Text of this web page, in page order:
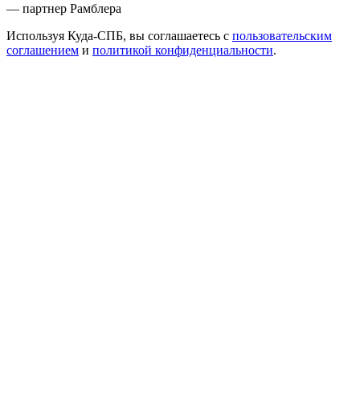
— партнер Рамблера
Используя Куда-СПБ, вы соглашаетесь с пользовательским
соглашением и политикой конфиденциальности.